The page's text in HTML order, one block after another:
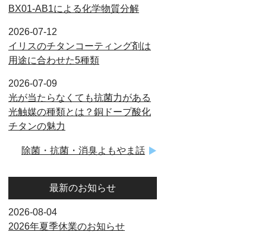
BX01-AB1による化学物質分解
2026-07-12
イリスのチタンコーティング剤は
用途に合わせた5種類
2026-07-09
光が当たらなくても抗菌力がある
光触媒の種類とは？銅ドープ酸化
チタンの魅力
除菌・抗菌・消臭よもやま話
最新のお知らせ
2026-08-04
2026年夏季休業のお知らせ